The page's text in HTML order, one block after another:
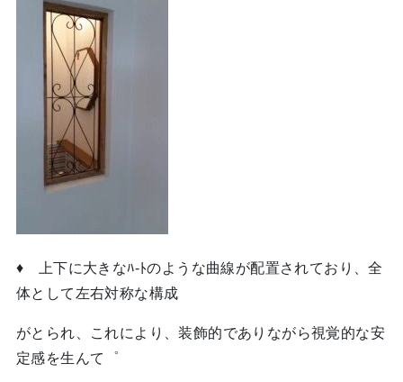
♦ 上下に大きなﾊ-ﾄのような曲線が配置されており、全
体として左右対称な構成
がとられ、これにより、装飾的でありながら視覚的な安
定感を生んて゜